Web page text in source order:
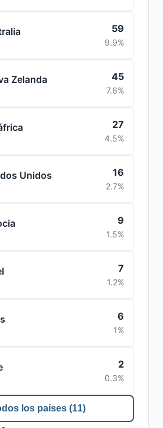
59
9.9%
Zelanda 45
7.6%
27
4.5%
Unidos 16
2.7%
9
1.5%
7
1.2%
6
1%
2
0.3%
los países (11)